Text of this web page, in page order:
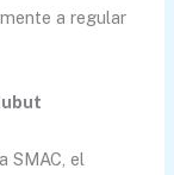
a regular
SMAC, el